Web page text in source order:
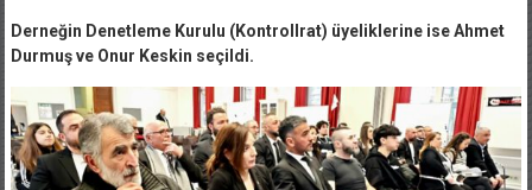
Derneğin Denetleme Kurulu (Kontrollrat) üyeliklerine ise Ahmet
Durmuş ve Onur Keskin seçildi.